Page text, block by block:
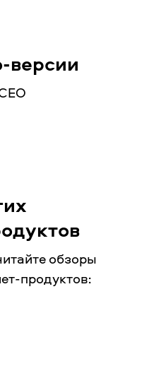
версии
обзоры
продуктов: